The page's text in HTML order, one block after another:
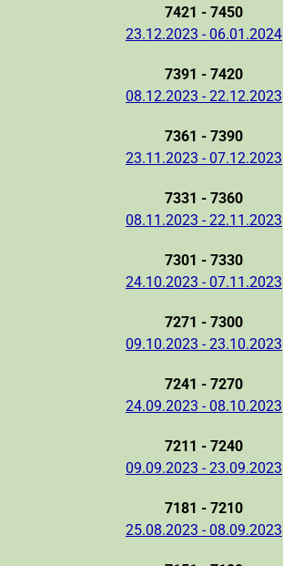
7421 - 7450
23.12.2023 - 06.01.2024
7391 - 7420
08.12.2023 - 22.12.2023
7361 - 7390
23.11.2023 - 07.12.2023
7331 - 7360
08.11.2023 - 22.11.2023
7301 - 7330
24.10.2023 - 07.11.2023
7271 - 7300
09.10.2023 - 23.10.2023
7241 - 7270
24.09.2023 - 08.10.2023
7211 - 7240
09.09.2023 - 23.09.2023
7181 - 7210
25.08.2023 - 08.09.2023